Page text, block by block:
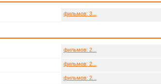
фильмов: 3...
фильмов: 2...
фильмов: 2...
фильмов: 2...